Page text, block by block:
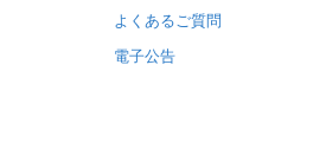
よくあるご質問
電子公告